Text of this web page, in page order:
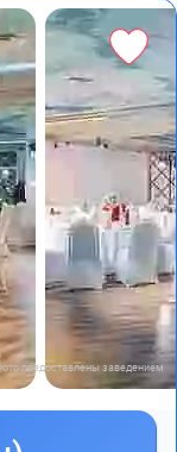
предоставлены заведением